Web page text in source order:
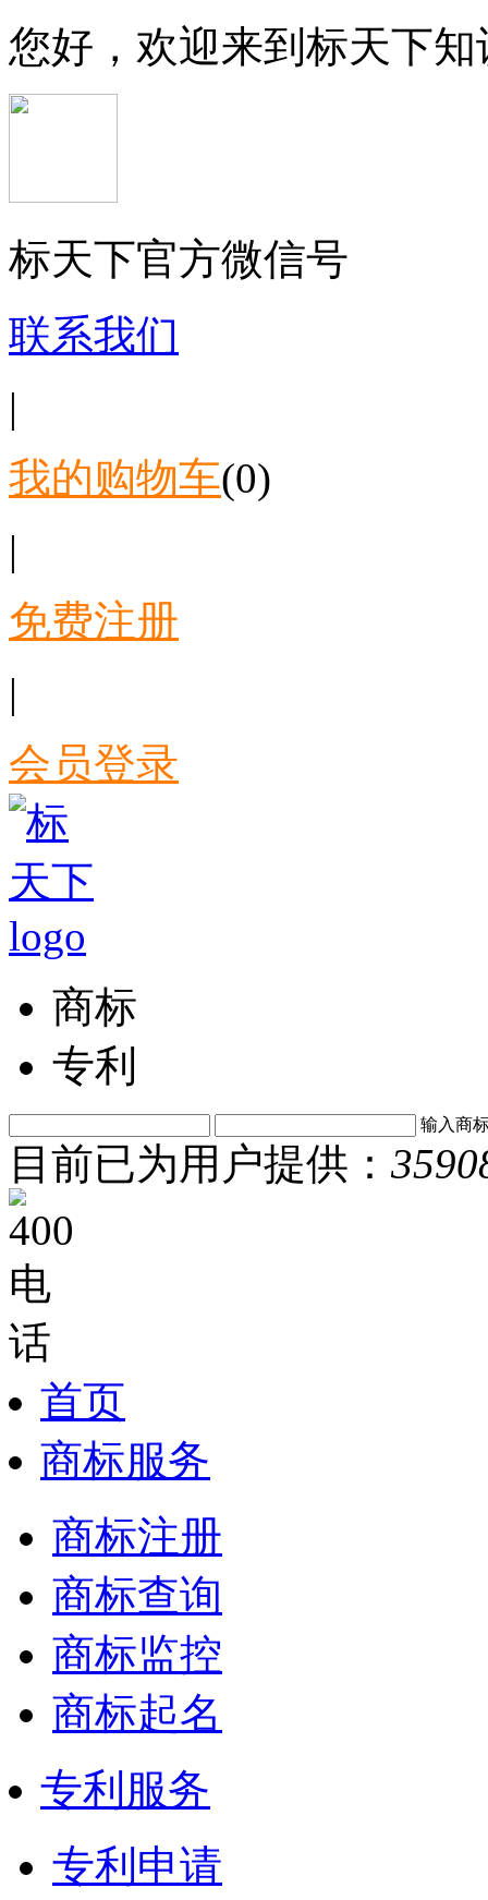
您好，欢迎来到标天下
标天下官方微信号
联系我们
|
我的购物车(0)
|
免费注册
|
会员登录
商标
专利
输入商
目前已为用户提供：
首页
商标服务
商标注册
商标查询
商标监控
商标起名
专利服务
专利申请